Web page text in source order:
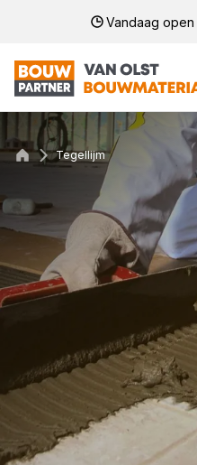
Vandaag open
Tegellijm